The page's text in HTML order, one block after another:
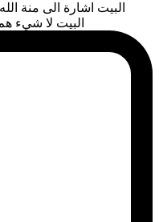
البيت اشارة الى منة
البيت لا شيء